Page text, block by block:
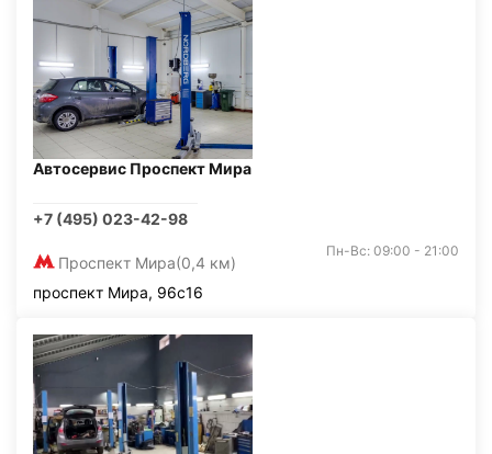
Автосервис Проспект Мира
+7 (495) 023-42-98
Проспект Мира(0,4 км)
Пн-Вс: 09:00 - 21:00
проспект Мира, 96с16